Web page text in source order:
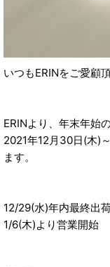
いつもERINをご愛顧
ERINより、年末年始
2021年12月30日(木)
ます。
12/29(水)年内最終出
1/6(木)より営業開始